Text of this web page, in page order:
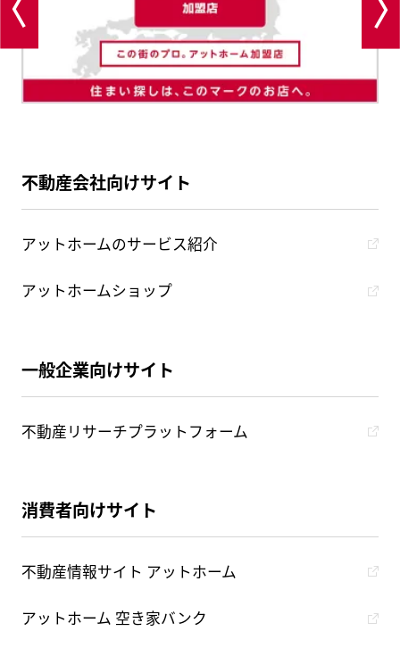
不動産会社向けサイト
アットホームのサービス紹介
アットホームショップ
一般企業向けサイト
不動産リサーチプラットフォーム
消費者向けサイト
不動産情報サイト アットホーム
アットホーム 空き家バンク